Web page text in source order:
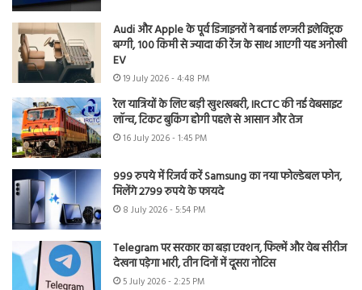
Audi और Apple के पूर्व डिजाइनरों ने बनाई लग्जरी इलेक्ट्रिक
बग्गी, 100 किमी से ज्यादा की रेंज के साथ आएगी यह अनोखी
EV
19 July 2026 - 4:48 PM
रेल यात्रियों के लिए बड़ी खुशखबरी, IRCTC की नई वेबसाइट
लॉन्च, टिकट बुकिंग होगी पहले से आसान और तेज
16 July 2026 - 1:45 PM
999 रुपये में रिजर्व करें Samsung का नया फोल्डेबल फोन,
मिलेंगे 2799 रुपये के फायदे
8 July 2026 - 5:54 PM
Telegram पर सरकार का बड़ा एक्शन, फिल्में और वेब सीरीज
देखना पड़ेगा भारी, तीन दिनों में दूसरा नोटिस
5 July 2026 - 2:25 PM